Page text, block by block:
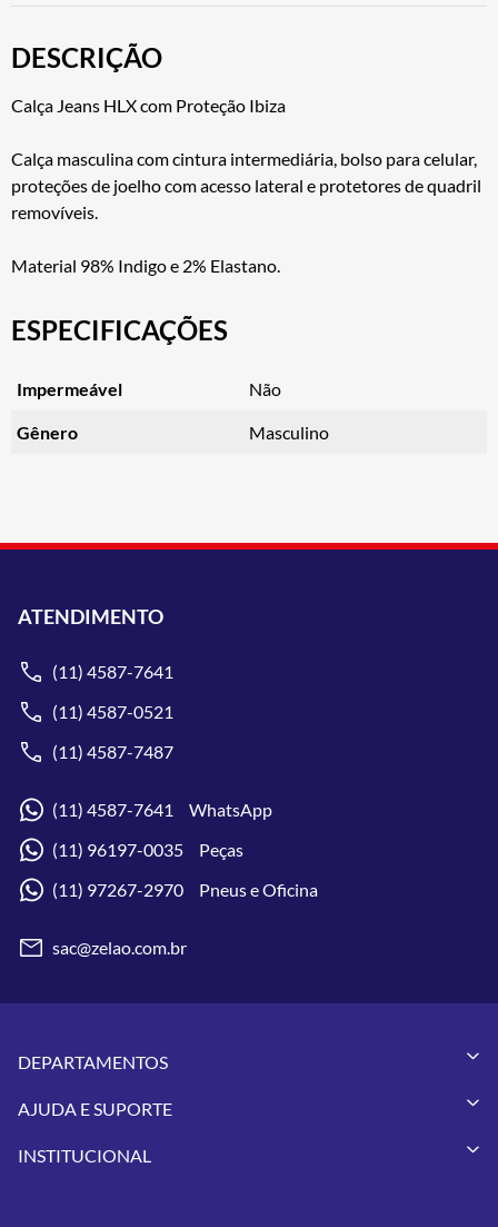
DESCRIÇÃO
Calça Jeans HLX com Proteção Ibiza
Calça masculina com cintura intermediária, bolso para celular,
proteções de joelho com acesso lateral e protetores de quadril
removíveis.
Material 98% Indigo e 2% Elastano.
ESPECIFICAÇÕES
Impermeável Não
Gênero Masculino
ATENDIMENTO
(11) 4587-7641
(11) 4587-0521
(11) 4587-7487
(11) 4587-7641 WhatsApp
(11) 96197-0035 Peças
(11) 97267-2970 Pneus e Oficina
sac@zelao.com.br
DEPARTAMENTOS
Vestuários
Pneus
AJUDA E SUPORTE
Meus Pedidos
INSTITUCIONAL